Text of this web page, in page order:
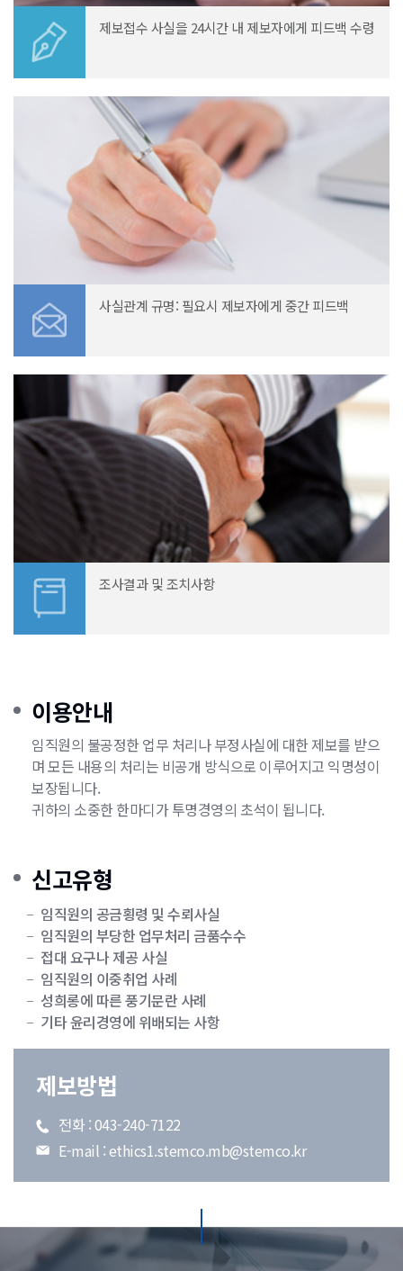
제보접수 사실을 24시간 내 제보자에게 피드백 수령
사실관계 규명: 필요시 제보자에게 중간 피드백
조사결과 및 조치사항
이용안내
임직원의 불공정한 업무 처리나 부정사실에 대한 제보를 받으
며 모든 내용의 처리는 비공개 방식으로 이루어지고 익명성이
보장됩니다.
귀하의 소중한 한마디가 투명경영의 초석이 됩니다.
신고유형
임직원의 공금횡령 및 수뢰사실
임직원의 부당한 업무처리 금품수수
접대 요구나 제공 사실
임직원의 이중취업 사례
성희롱에 따른 풍기문란 사례
기타 윤리경영에 위배되는 사항
제보방법
전화 :043-240-7122
E-mail :ethics1.stemco.mb@stemco.kr